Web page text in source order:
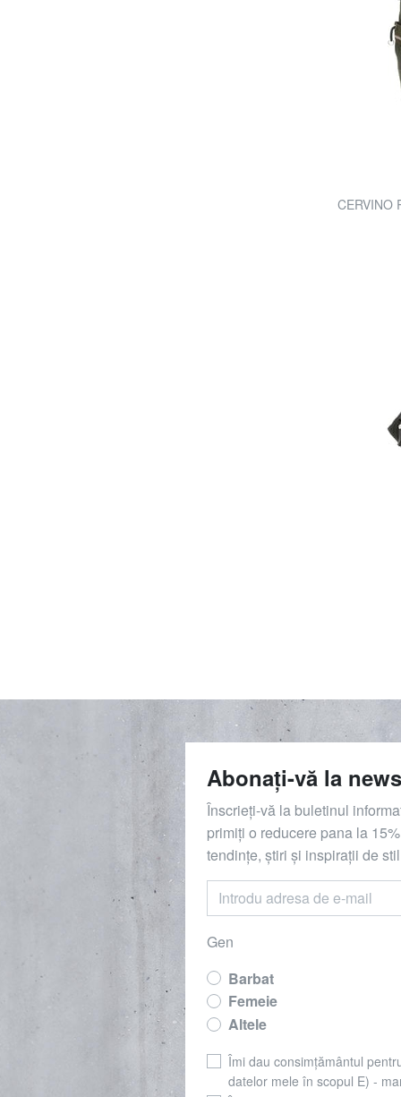
CERVINO
Abonați-vă la
Înscrieți-vă la buletinul
primiți o reducere pana la
tendințe, știri și inspirații de
Gen
Barbat
Femeie
Altele
Îmi dau consimțământul
datelor mele în scopul E) -